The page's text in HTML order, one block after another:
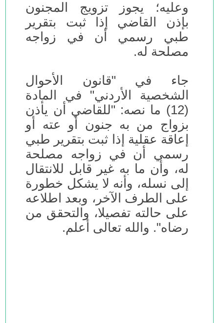
وعليه؛ يجوز تزويج المجنون
بإذن القاضي إذا ثبت بتقرير
طبي رسمي أن في زواجه
مصلحة له.
جاء في "قانون الأحوال
الشخصية الأردني" في المادة
(12) ما نصه: "للقاضي أن يأذن
بزواج من به جنون أو عته أو
إعاقة عقلية إذا ثبت بتقرير طبي
رسمي أن في زواجه مصلحة
له، وأن ما به غير قابل للانتقال
إلى نسله، وأنه لا يشكل خطورة
على الطرف الآخر، وبعد اطلاعه
على حالته تفصيلا، والتحقق من
رضاه". والله تعالى أعلم.